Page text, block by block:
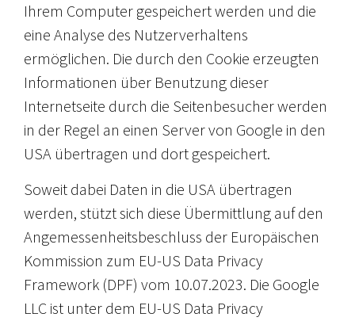
Ihrem Computer gespeichert werden und die
eine Analyse des Nutzerverhaltens
ermöglichen. Die durch den Cookie erzeugten
Informationen über Benutzung dieser
Internetseite durch die Seitenbesucher werden
in der Regel an einen Server von Google in den
USA übertragen und dort gespeichert.
Soweit dabei Daten in die USA übertragen
werden, stützt sich diese Übermittlung auf den
Angemessenheitsbeschluss der Europäischen
Kommission zum EU-US Data Privacy
Framework (DPF) vom 10.07.2023. Die Google
LLC ist unter dem EU-US Data Privacy